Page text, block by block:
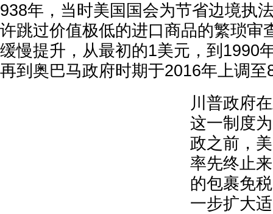
938年，当时美国国会为节省边境执
许跳过价值极低的进口商品的繁琐审
缓慢提升，从最初的1美元，到1990
再到奥巴马政府时期于2016年上调至
川普政府
这一制度
政之前，
率先终止
的包裹免
一步扩大